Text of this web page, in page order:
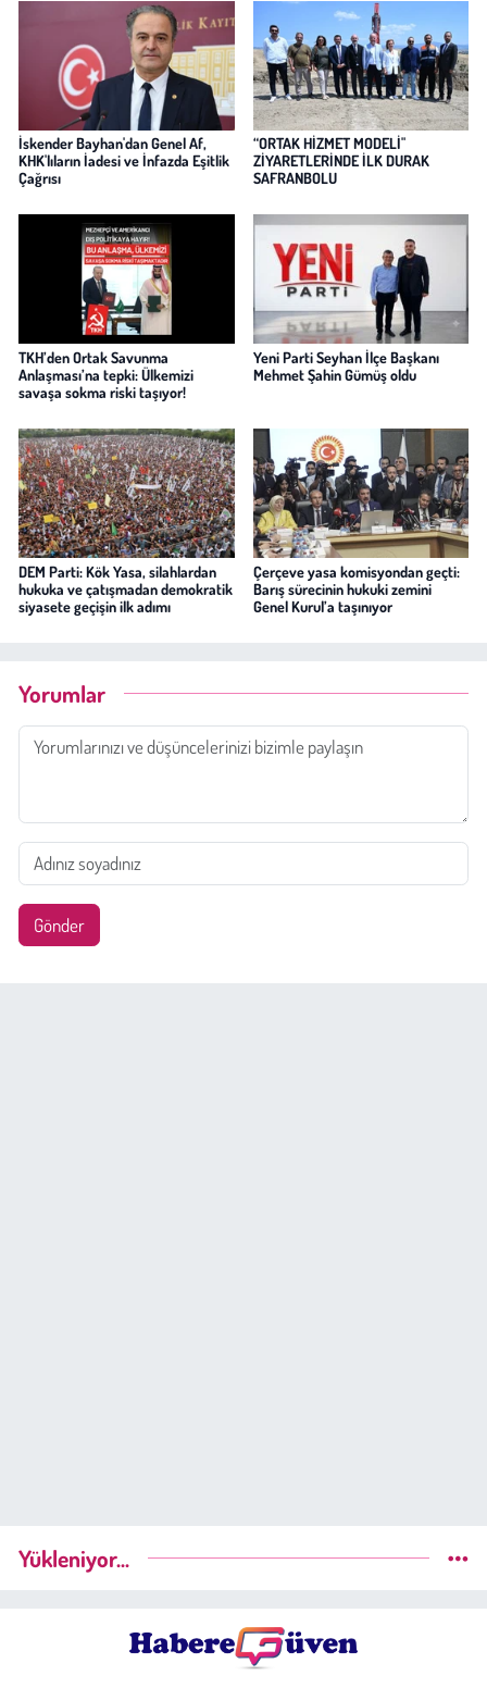
İskender Bayhan'dan Genel Af,
KHK'lıların İadesi ve İnfazda Eşitlik
Çağrısı
“ORTAK HİZMET MODELİ"
ZİYARETLERİNDE İLK DURAK
SAFRANBOLU
TKH’den Ortak Savunma
Anlaşması’na tepki: Ülkemizi
savaşa sokma riski taşıyor!
Yeni Parti Seyhan İlçe Başkanı
Mehmet Şahin Gümüş oldu
DEM Parti: Kök Yasa, silahlardan
hukuka ve çatışmadan demokratik
siyasete geçişin ilk adımı
Çerçeve yasa komisyondan geçti:
Barış sürecinin hukuki zemini
Genel Kurul’a taşınıyor
Yorumlar
Gönder
Yükleniyor...